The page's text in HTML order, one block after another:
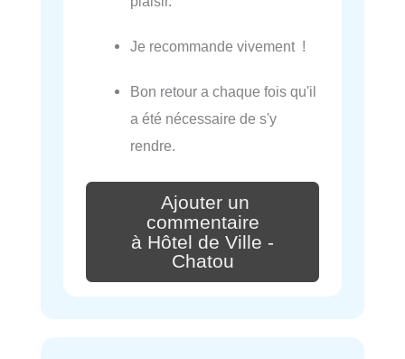
Je recommande vivement !
Bon retour a chaque fois qu'il
a été nécessaire de s'y
rendre.
Ajouter un
commentaire
à Hôtel de Ville -
Chatou